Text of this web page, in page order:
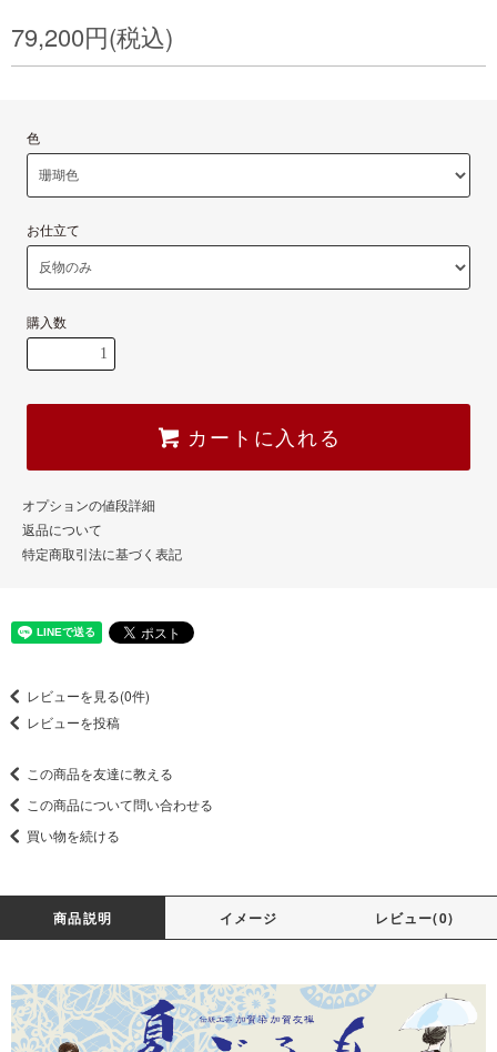
79,200円(税込)
色
お仕立て
購入数
カートに入れる
オプションの値段詳細
返品について
特定商取引法に基づく表記
レビューを見る(0件)
レビューを投稿
この商品を友達に教える
この商品について問い合わせる
買い物を続ける
商品説明 イメージ レビュー(0)